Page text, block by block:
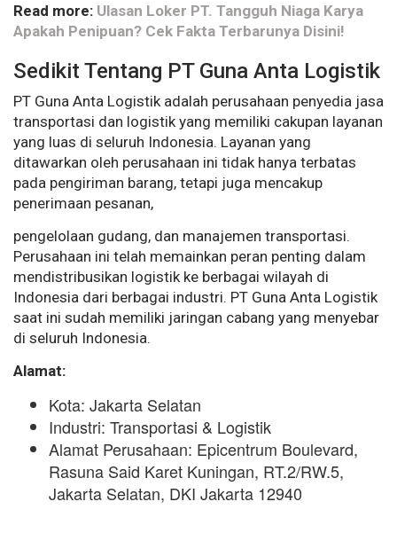
Read more: Ulasan Loker PT. Tangguh Niaga Karya
Apakah Penipuan? Cek Fakta Terbarunya Disini!
Sedikit Tentang PT Guna Anta Logistik
PT Guna Anta Logistik adalah perusahaan penyedia jasa
transportasi dan logistik yang memiliki cakupan layanan
yang luas di seluruh Indonesia. Layanan yang
ditawarkan oleh perusahaan ini tidak hanya terbatas
pada pengiriman barang, tetapi juga mencakup
penerimaan pesanan,
pengelolaan gudang, dan manajemen transportasi.
Perusahaan ini telah memainkan peran penting dalam
mendistribusikan logistik ke berbagai wilayah di
Indonesia dari berbagai industri. PT Guna Anta Logistik
saat ini sudah memiliki jaringan cabang yang menyebar
di seluruh Indonesia.
Alamat:
Kota: Jakarta Selatan
Industri: Transportasi & Logistik
Alamat Perusahaan: Epicentrum Boulevard,
Rasuna Said Karet Kuningan, RT.2/RW.5,
Jakarta Selatan, DKI Jakarta 12940